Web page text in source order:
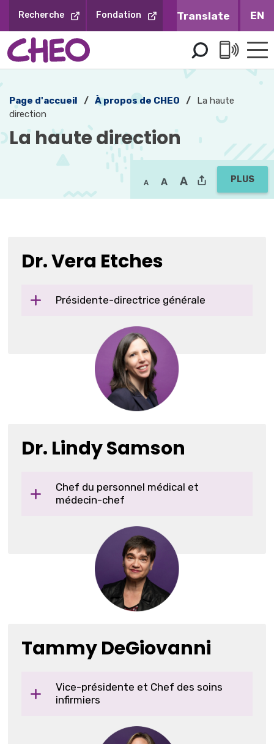
contenu
Recherche Fondation EN
PLUS
Page d'accueil À propos de CHEO
La haute
direction
La haute direction
Dr. Vera Etches
Présidente-directrice générale
Dr. Lindy Samson
Chef du personnel médical et
médecin-chef
Tammy DeGiovanni
Vice-présidente et Chef des soins
infirmiers